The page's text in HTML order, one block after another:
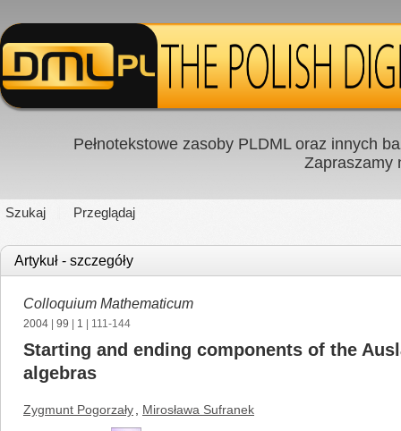
Pełnotekstowe zasoby PLDML oraz innych
Zapraszamy
Szukaj Przeglądaj
Artykuł - szczegóły
Colloquium Mathematicum
2004 99 1 | 111-144
Starting and ending components of the
algebras
Zygmunt Pogorzały Mirosława Sufranek